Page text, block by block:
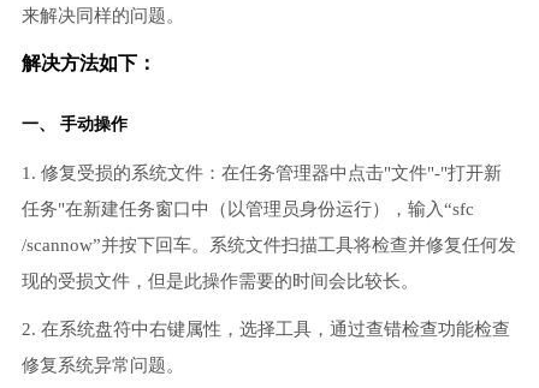
来解决同样的问题。
解决方法如下：
一、 手动操作
1. 修复受损的系统文件：在任务管理器中点击"文件"-"打开新
任务"在新建任务窗口中（以管理员身份运行），输入“sfc
/scannow”并按下回车。系统文件扫描工具将检查并修复任何发
现的受损文件，但是此操作需要的时间会比较长。
2. 在系统盘符中右键属性，选择工具，通过查错检查功能检查
修复系统异常问题。